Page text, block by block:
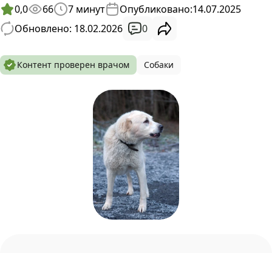
0,0 66 7 минут Опубликовано:14.07.2025
Обновлено: 18.02.2026
0
Контент проверен врачом Собаки